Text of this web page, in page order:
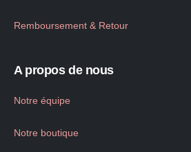
Remboursement & Retour
A propos de nous
Notre équipe
Notre boutique